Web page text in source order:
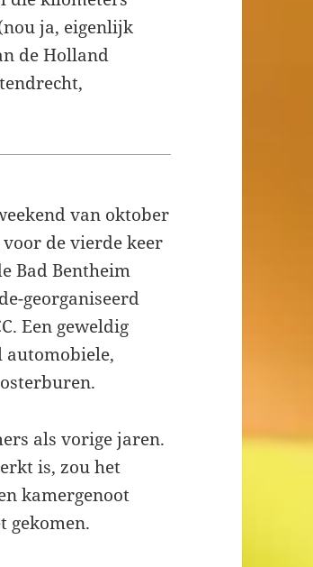
ja, eigenlijk
de Holland
van oktober
de vierde keer
Bad Bentheim
georganiseerd
Een geweldig
automobiele,
als vorige jaren.
is, zou het
kamergenoot
gekomen.